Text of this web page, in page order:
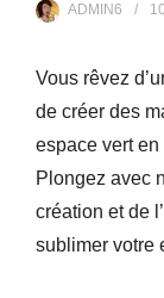
ADMIN6
Vous rêvez
de créer des
espace vert
Plongez avec
création et de
sublimer votre